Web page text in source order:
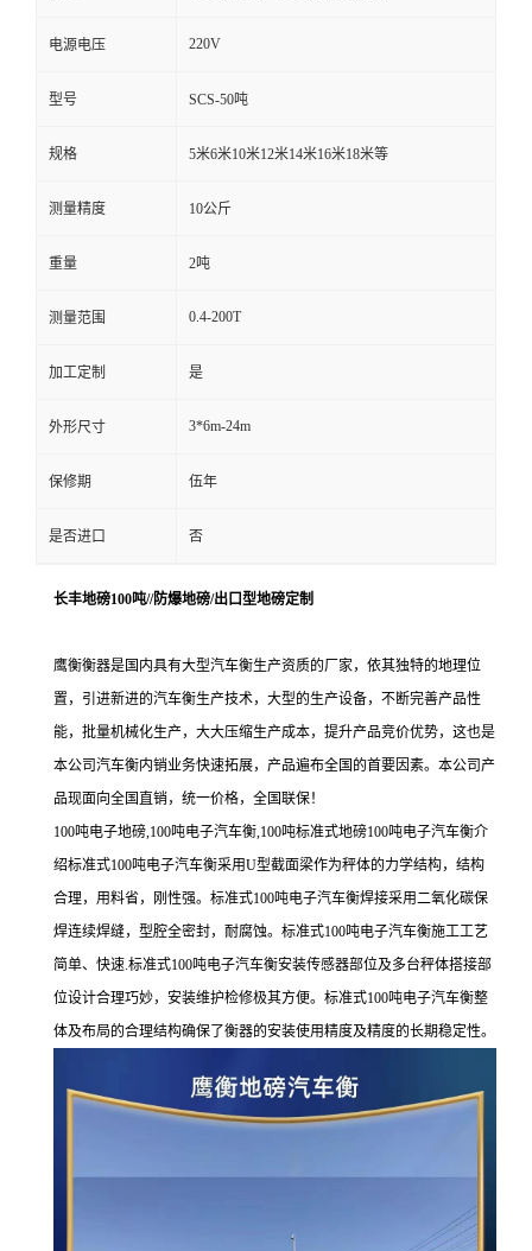
电源电压 220V
型号 SCS-50吨
规格 5米6米10米12米14米16米18米等
测量精度 10公斤
重量 2吨
测量范围 0.4-200T
加工定制 是
外形尺寸 3*6m-24m
保修期 伍年
是否进口 否
长丰地磅100吨//防爆地磅/出口型地磅定制
鹰衡衡器是国内具有大型汽车衡生产资质的厂家，依其独特的地理位
置，引进新进的汽车衡生产技术，大型的生产设备，不断完善产品性
能，批量机械化生产，大大压缩生产成本，提升产品竞价优势，这也是
本公司汽车衡内销业务快速拓展，产品遍布全国的首要因素。本公司产
品现面向全国直销，统一价格，全国联保！
100吨电子地磅,100吨电子汽车衡,100吨标准式地磅100吨电子汽车衡介
绍标准式100吨电子汽车衡采用U型截面梁作为秤体的力学结构，结构
合理，用料省，刚性强。标准式100吨电子汽车衡焊接采用二氧化碳保
焊连续焊缝，型腔全密封，耐腐蚀。标准式100吨电子汽车衡施工工艺
简单、快速.标准式100吨电子汽车衡安装传感器部位及多台秤体搭接部
位设计合理巧妙，安装维护检修极其方便。标准式100吨电子汽车衡整
体及布局的合理结构确保了衡器的安装使用精度及精度的长期稳定性。